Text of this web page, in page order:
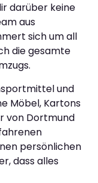
darüber keine
aus
sich um all
die gesamte
und
Möbel, Kartons
von Dortmund
persönlichen
dass alles